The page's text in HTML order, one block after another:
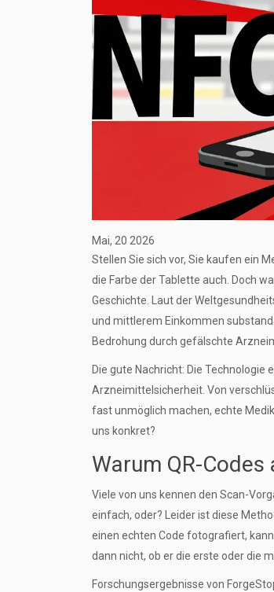
Mai, 20 2026
Stellen Sie sich vor, Sie kaufen ein
die Farbe der Tablette auch. Doch
Geschichte. Laut der
und mittlerem Einkommen
Bedrohung durch gefälschte
Die gute Nachricht: Die Technologie
Arzneimittelsicherheit. Von
fast unmöglich machen, echte
uns konkret?
Warum QR-
Viele von uns kennen den Scan-
einfach, oder? Leider ist diese
einen echten Code fotografiert,
dann nicht, ob er die erste oder die
Forschungsergebnisse von